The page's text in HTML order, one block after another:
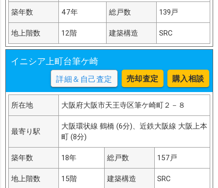
築年数 47年 総戸数 139戸
地上階数 12階 建築構造 SRC
イニシア上町台筆ケ崎
詳細＆自己査定 売却査定 購入相談
所在地 大阪府大阪市天王寺区筆ケ崎町２－８
最寄り駅
大阪環状線 鶴橋 (6分)、近鉄大阪線 大阪上本
町 (8分)
築年数 18年 総戸数 157戸
地上階数 15階 建築構造 SRC